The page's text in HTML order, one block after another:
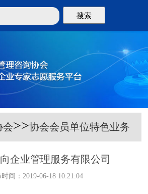
搜索
会>>协会会员单位特色业务
企业管理服务有限公司
间：2019-06-18 10:21:04